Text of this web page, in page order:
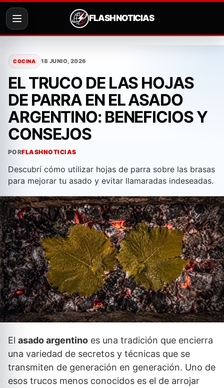
contenido
FLASH NOTICIAS
COCINA 18 JUNIO, 2026
EL TRUCO DE LAS HOJAS
DE PARRA EN EL ASADO
ARGENTINO: BENEFICIOS Y
CONSEJOS
PORFLASHNOTICIAS
Descubrí cómo utilizar hojas de parra sobre las brasas
para mejorar tu asado y evitar llamaradas indeseadas.
El asado argentino es una tradición que encierra
una variedad de secretos y técnicas que se
transmiten de generación en generación. Uno de
esos trucos menos conocidos es el de arrojar